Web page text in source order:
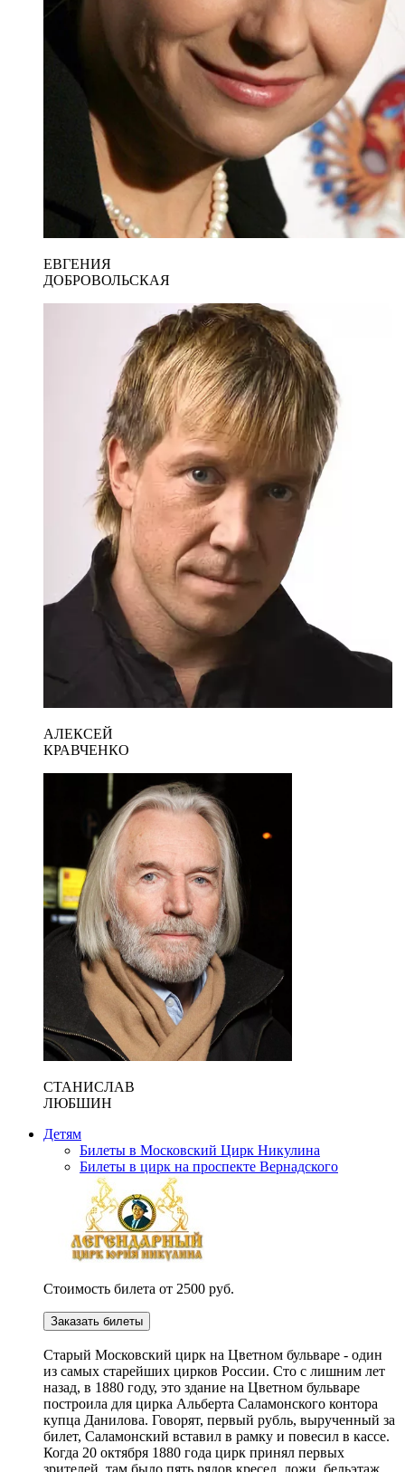
ЕВГЕНИЯ
ДОБРОВОЛЬСКАЯ
АЛЕКСЕЙ
КРАВЧЕНКО
СТАНИСЛАВ
ЛЮБШИН
Детям
Билеты в Московский Цирк Никулина
Билеты в цирк на проспекте Вернадского
Стоимость билета от 2500 руб.
Заказать билеты
Cтарый Московский цирк на Цветном бульваре - один
из самых старейших цирков России. Сто с лишним лет
назад, в 1880 году, это здание на Цветном бульваре
построила для цирка Альберта Саламонского контора
купца Данилова. Говорят, первый рубль, вырученный за
билет, Саламонский вставил в рамку и повесил в кассе.
Когда 20 октября 1880 года цирк принял первых